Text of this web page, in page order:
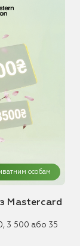
особам
Mastercard
3 500 або 35